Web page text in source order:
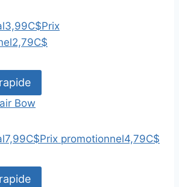
3,99C$Prix
2,79C$
Bow
7,99C$Prix promotionnel4,79C$